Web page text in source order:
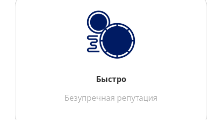
Быстро
Безупречная репутация